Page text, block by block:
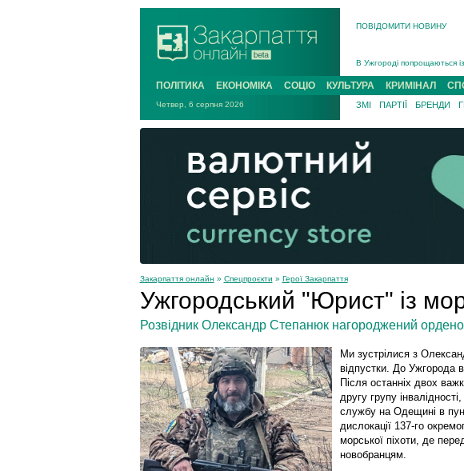
ПОВІДОМИТИ НОВИНУ
Інструктора районного ТЦК
В Ужгороді 5 серпня
Підтвердили загибель
На війні з рф поліг
На Хустщині внаслідок
Інструктора районного
ПОЛІТИКА ЕКОНОМІКА СОЦІО КУЛЬТУРА КРИМІНАЛ
Четвер, 6 серпня 2026 ЗМІ ПАРТІЇ БРЕНДИ
Закарпаття онлайн » Спецпроєкти » Герої Закарпаття
Ужгородський "Юрист" із
Розвідник Олександр Степанюк нагороджений
Ми зустрілися з
відпустки. До Ужгорода
Після останніх двох
другу групу
службу на Одещині в
дислокації 137-го
морської піхоти, де
новобранцям.